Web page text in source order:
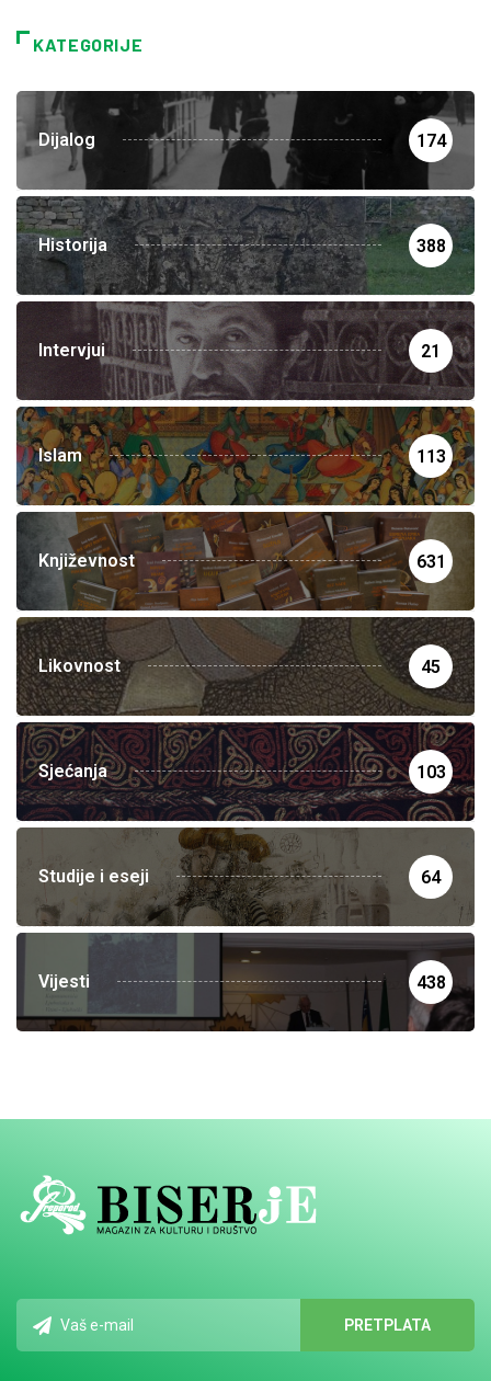
KATEGORIJE
Dijalog 174
Historija 388
Intervjui 21
Islam 113
Književnost 631
Likovnost 45
Sjećanja 103
Studije i eseji 64
Vijesti 438